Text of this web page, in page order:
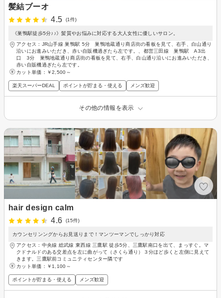
髪結ブーオ
4.5
(1件)
《巣鴨駅徒歩5分♪♪》髪質やお悩みに対応する大人女性に優しいサロン。
アクセス：JR山手線 巣鴨駅 5分 巣鴨地蔵通り商店街の看板を見て、右手、白山通り
沿いにお進みいただき、赤い自販機過ぎたら左です。、都営三田線 巣鴨駅 A3出
口 3分 巣鴨地蔵通り商店街の看板を見て、右手、白山通り沿いにお進みいただき、
赤い自販機過ぎたら左です。
カット単価： ￥2,500～
楽天スーパーDEAL ポイントが貯まる・使える メンズ歓迎
その他の情報を表示
hair design calm
4.6
(15件)
カウンセリンングからお見送りまで！マンツーマンでしっかり対応
アクセス：中央線 総武線 東西線 三鷹駅 徒歩5分、三鷹駅南口を出て、まっすぐ。マ
クドナルドのある交差点を左に曲がって（さくら通り）３分ほど歩くと左側に見えて
きます。三鷹駅前コミュニティセンター隣です
カット単価： ￥1,100～
ポイントが貯まる・使える メンズ歓迎